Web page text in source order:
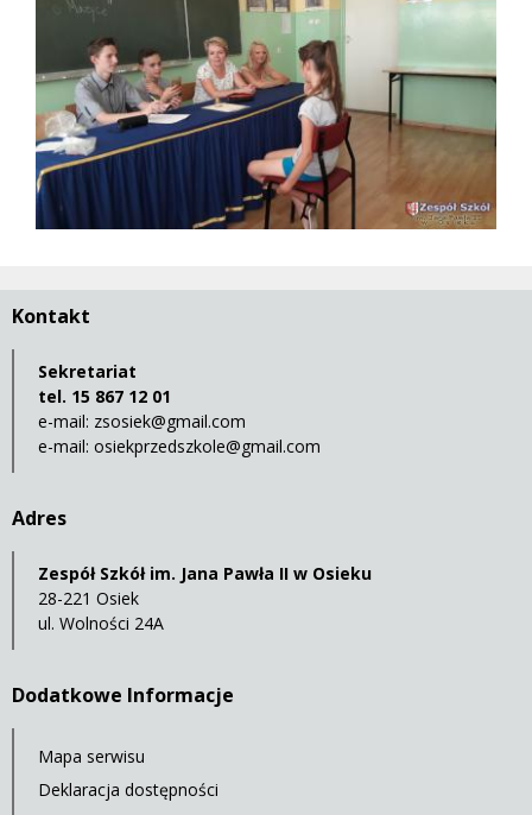
Kontakt
Sekretariat
tel. 15 867 12 01
e-mail: zsosiek@gmail.com
e-mail: osiekprzedszkole@gmail.com
Adres
Zespół Szkół im. Jana Pawła II w Osieku
28-221 Osiek
ul. Wolności 24A
Dodatkowe Informacje
Mapa serwisu
Deklaracja dostępności